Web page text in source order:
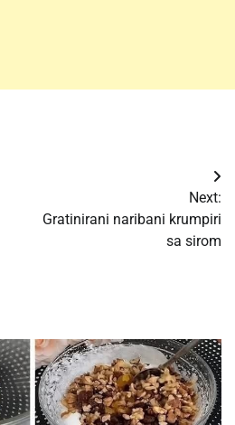
Next:
Gratinirani naribani krumpiri
sa sirom